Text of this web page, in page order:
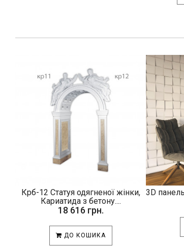
Крб-12 Статуя одягненої жінки,
Кариатида з бетону....
18 616 грн.
ДО КОШИКА
3D